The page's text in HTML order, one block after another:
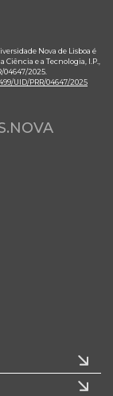
Nova de Lisboa é
e a Tecnologia, I.P.,
04647/2025.
UID/PRR/04647/2025